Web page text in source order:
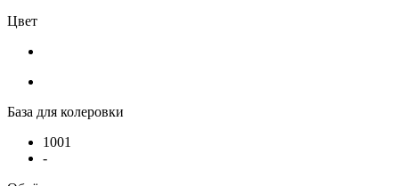
Цвет
База для колеровки
1001
-